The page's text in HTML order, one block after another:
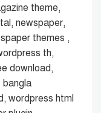
theme,
newspaper,
themes ,
th,
download,
wordpress html